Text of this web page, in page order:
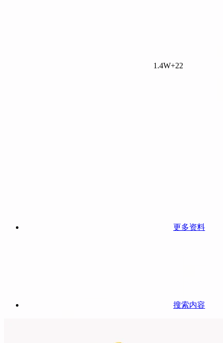
1.4W+22
更多资料
搜索内容